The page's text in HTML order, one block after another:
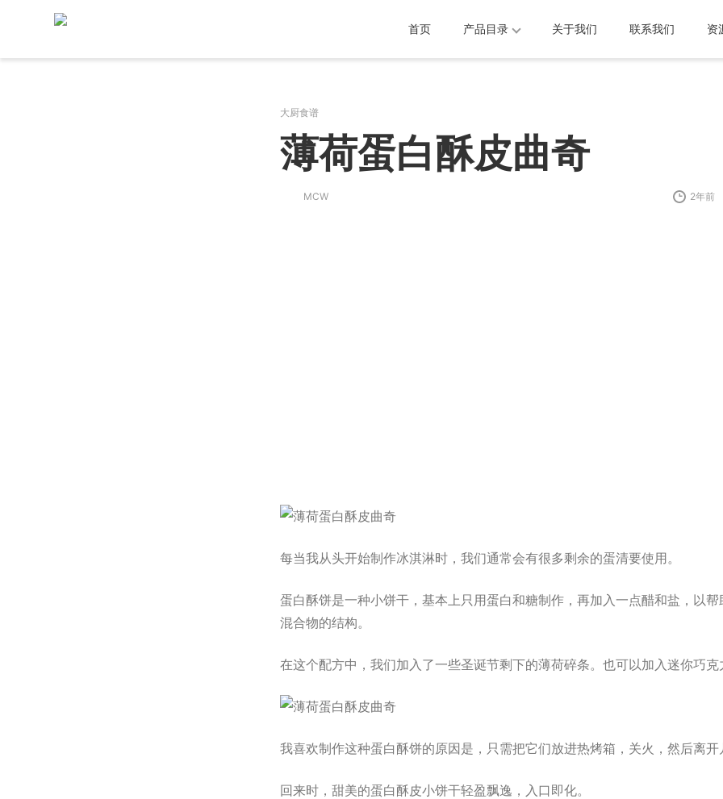
首页 产品目录 关于我们 联系我们 资
大厨食谱
薄荷蛋白酥皮曲奇
MCW 2年前
每当我从头开始制作冰淇淋时，我们通常会有很多剩余的蛋清要使用。
蛋白酥饼是一种小饼干，基本上只用蛋白和糖制作，再加入一点醋和盐，以
混合物的结构。
在这个配方中，我们加入了一些圣诞节剩下的薄荷碎条。也可以加入迷你巧克
我喜欢制作这种蛋白酥饼的原因是，只需把它们放进热烤箱，关火，然后离开
回来时，甜美的蛋白酥皮小饼干轻盈飘逸，入口即化。